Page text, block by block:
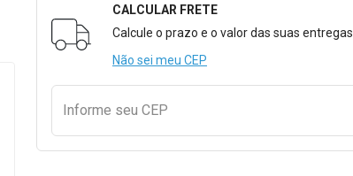
Formulário para Calcular o Frete
CALCULAR FRETE
Calcule o prazo e o valor das suas entregas
Não sei meu CEP
Informe seu CEP